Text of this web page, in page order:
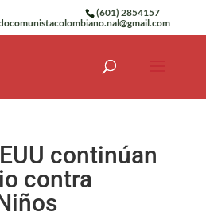
(601) 2854157
continúan
contra